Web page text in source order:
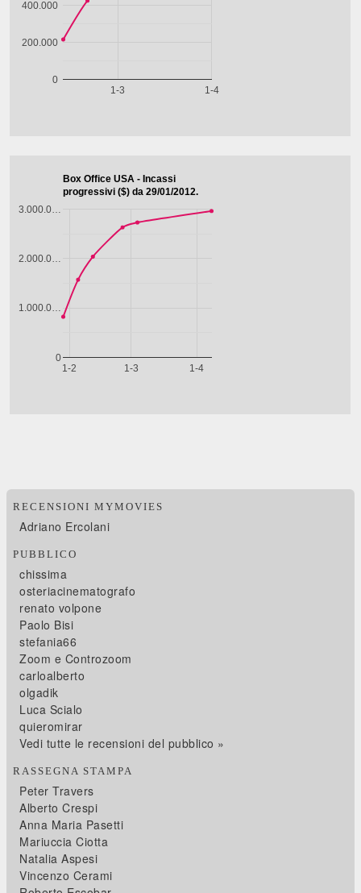
RECENSIONI MYMOVIES
Adriano Ercolani
PUBBLICO
chissima
osteriacinematografo
renato volpone
Paolo Bisi
stefania66
Zoom e Controzoom
carloalberto
olgadik
Luca Scialo
quieromirar
Vedi tutte le recensioni del pubblico »
RASSEGNA STAMPA
Peter Travers
Alberto Crespi
Anna Maria Pasetti
Mariuccia Ciotta
Natalia Aspesi
Vincenzo Cerami